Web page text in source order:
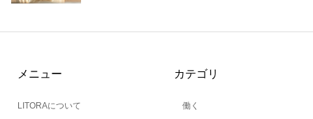
メニュー
LITORAについて
カテゴリ
働く